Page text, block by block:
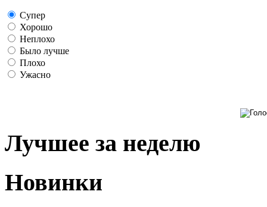
Супер
Хорошо
Неплохо
Было лучше
Плохо
Ужасно
Лучшее за неделю
Новинки